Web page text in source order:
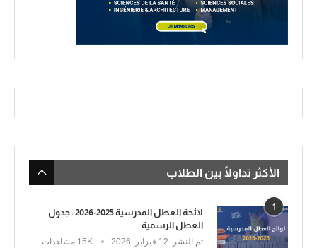
الأكثر تداولًا بين الطلاب
1
لائحة العطل المدرسية 2025-2026 : جدول
العطل الرسمية
تم النشر: 15K مشاهدات